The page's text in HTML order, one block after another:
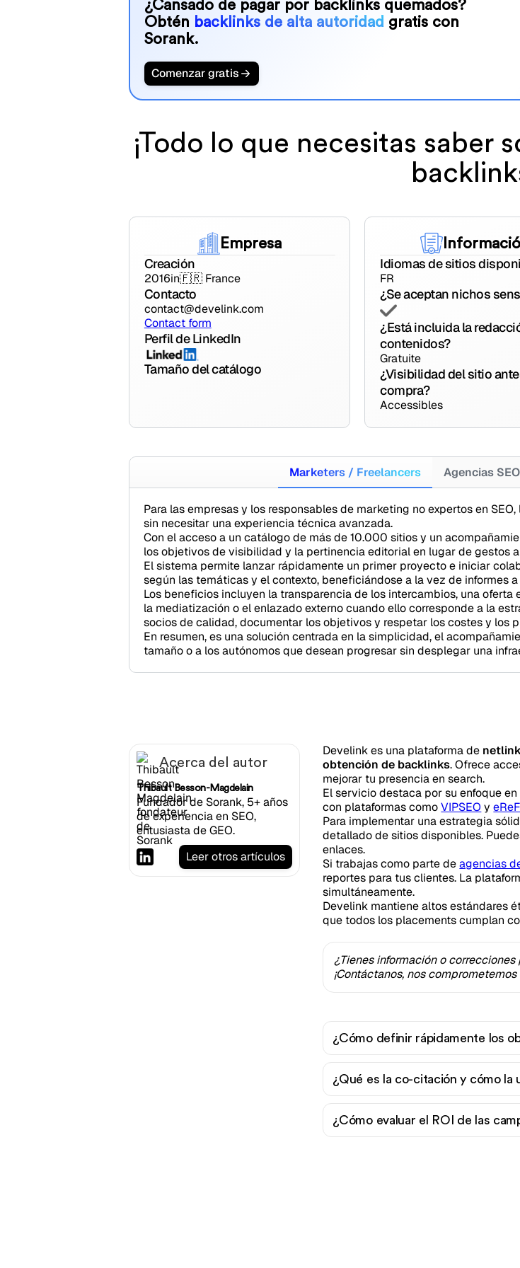
¿Cansado de pagar por backlinks quemados?
Obtén backlinks de alta autoridad gratis con
Sorank.
Comenzar gratis
¡Todo lo que necesitas saber
Empresa
Creación
2016in🇫🇷 France
Contacto
contact@develink.com
Contact form
Perfil de LinkedIn
Tamaño del catálogo
Idiomas de sitios
FR
¿Se aceptan nichos
¿Está incluida la
contenidos?
Gratuite
¿Visibilidad del sitio
compra?
Accessibles
Marketers / Freelancers Agencias SEO
Para las empresas y los responsables de marketing no expertos en
sin necesitar una experiencia técnica avanzada.
Con el acceso a un catálogo de más de 10.000 sitios y un
los objetivos de visibilidad y la pertinencia editorial en lugar de gestos
El sistema permite lanzar rápidamente un primer proyecto e iniciar
según las temáticas y el contexto, beneficiándose a la vez de informes
Los beneficios incluyen la transparencia de los intercambios, una
la mediatización o el enlazado externo cuando ello corresponde a la
socios de calidad, documentar los objetivos y respetar los costes y los
En resumen, es una solución centrada en la simplicidad, el
tamaño o a los autónomos que desean progresar sin desplegar una
Acerca del autor
Thibault Besson-Magdelain
Fundador de Sorank, 5+ años
de experiencia en SEO,
entusiasta de GEO.
Leer otros artículos
Develink es una plataforma de
obtención de backlinks. Ofrece
mejorar tu presencia en search.
El servicio destaca por su enfoque
con plataformas comoVIPSEO y
Para implementar una estrategia
detallado de sitios disponibles.
enlaces.
Si trabajas como parte deagencias
reportes para tus clientes. La
simultáneamente.
Develink mantiene altos estándares
que todos los placements cumplan
¿Tienes información o
¡Contáctanos, nos
¿Cómo definir rápidamente los
¿Qué es la co-citación y cómo la
¿Cómo evaluar el ROI de las